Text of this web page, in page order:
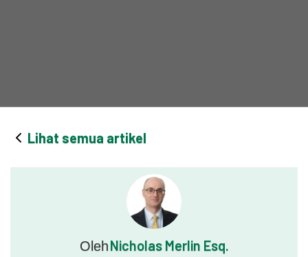
Lihat semua artikel
OlehNicholas Merlin Esq.